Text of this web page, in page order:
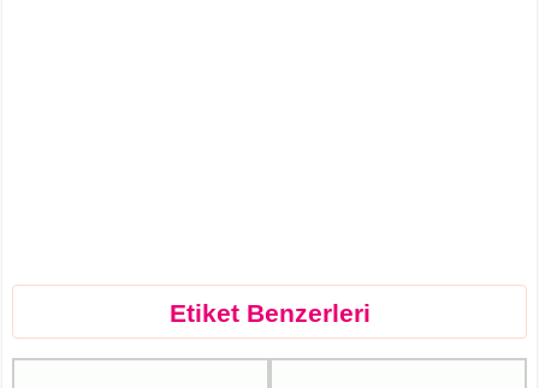
Etiket Benzerleri